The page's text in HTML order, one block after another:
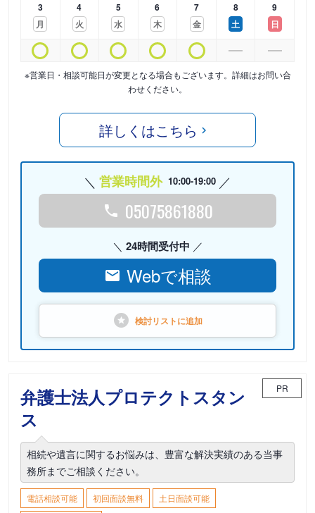
3
月
4
火
5
水
6
木
7
金
8
土
9
日
※営業日・相談可能日が変更となる場合もございます。詳細はお問い合
わせください。
詳しくはこちら
営業時間外 10:00-19:00
05075861880
24時間受付中
Webで相談
検討リストに追加
弁護士法人プロテクトスタン
ス
PR
相続や遺言に関するお悩みは、豊富な解決実績のある当事
務所までご相談ください。
電話相談可能 初回面談無料
土日面談可能